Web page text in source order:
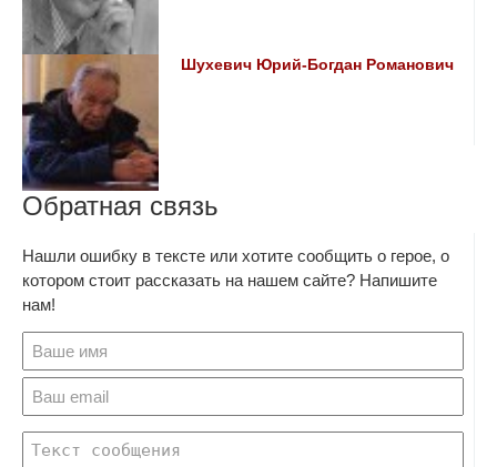
Шухевич Юрий-Богдан Романович
Обратная связь
Нашли ошибку в тексте или хотите сообщить о герое, о
котором стоит рассказать на нашем сайте? Напишите
нам!